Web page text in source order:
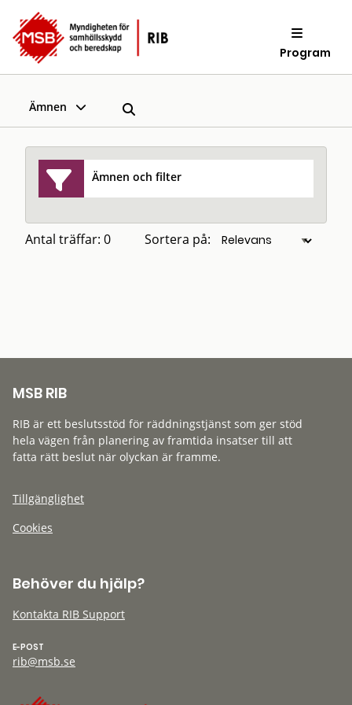
Program
Ämnen
Ämnen och filter
Antal träffar: 0 Sortera på:
MSB RIB
RIB är ett beslutsstöd för räddningstjänst som ger stöd
hela vägen från planering av framtida insatser till att
fatta rätt beslut när olyckan är framme.
Tillgänglighet
Cookies
Behöver du hjälp?
Kontakta RIB Support
E-POST
rib@msb.se